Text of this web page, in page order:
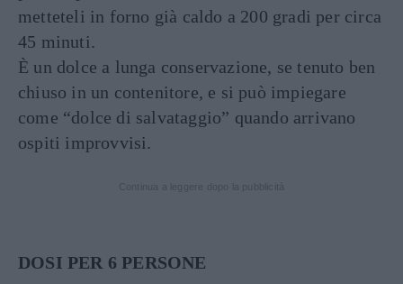
metteteli in forno già caldo a 200 gradi per circa
45 minuti.
È un dolce a lunga conservazione, se tenuto ben
chiuso in un contenitore, e si può impiegare
come “dolce di salvataggio” quando arrivano
ospiti improvvisi.
DOSI PER 6 PERSONE